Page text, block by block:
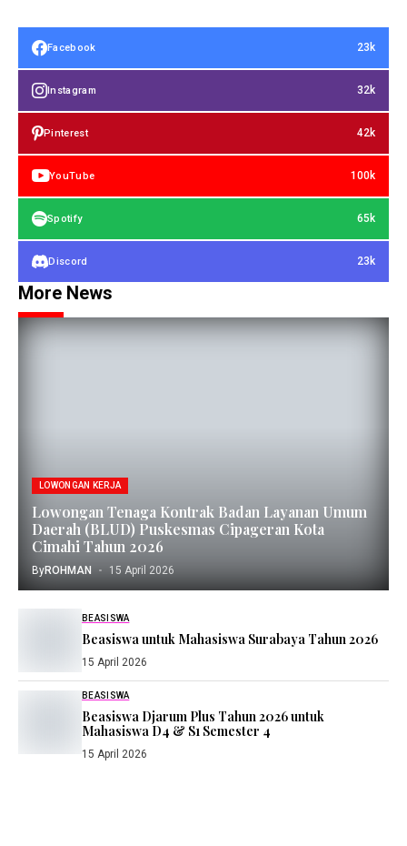
Facebook 23k
Instagram 32k
Pinterest 42k
YouTube 100k
Spotify 65k
Discord 23k
More News
LOWONGAN KERJA
Lowongan Tenaga Kontrak Badan Layanan Umum
Daerah (BLUD) Puskesmas Cipageran Kota
Cimahi Tahun 2026
ByROHMAN 15 April 2026
BEASISWA
Beasiswa untuk Mahasiswa Surabaya Tahun 2026
15 April 2026
BEASISWA
Beasiswa Djarum Plus Tahun 2026 untuk
Mahasiswa D4 & S1 Semester 4
15 April 2026